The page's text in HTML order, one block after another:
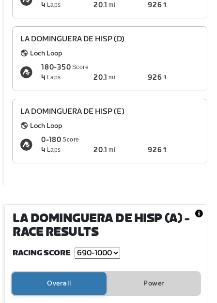
4 Laps 20.1 mi 926 ft
LA DOMINGUERA DE HISP (D)
Loch Loop
180-350 Score
4 Laps 20.1 mi 926 ft
LA DOMINGUERA DE HISP (E)
Loch Loop
0-180 Score
4 Laps 20.1 mi 926 ft
LA DOMINGUERA DE HISP (A)-
RACE RESULTS
RACING SCORE
Overall Power